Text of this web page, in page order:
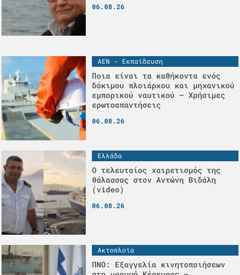
06.08.26
ΑΕΝ - Εκπαίδευση
Ποια είναι τα καθήκοντα ενός
δόκιμου πλοιάρχου και μηχανικού
εμπορικού ναυτικού – Χρήσιμες
ερωτοαπαντήσεις
06.08.26
Ελλάδα
Ο τελευταίος χαιρετισμός της
θάλασσας στον Αντώνη Βιδάλη
(video)
06.08.26
Ακτοπλοϊα
ΠΝΟ: Εξαγγελία κινητοποιήσεων